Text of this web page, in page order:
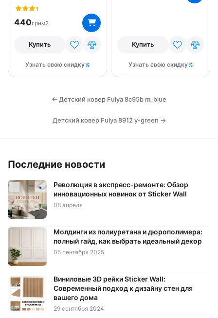
440грнм2
Купить
Узнать свою скидку
Купить
Узнать свою скидку
← Детский ковер Fulya 8c95b m_blue
Детский ковер Fulya 8912 y-green →
Последние новости
Революция в экспресс-ремонте: Обзор
инновационных новинок от Sticker Wall
08 апреля
Молдинги из полиуретана и дюрополимера:
полный гайд, как выбрать идеальный декор
05 сентября 2025
Виниловые 3D рейки Sticker Wall:
Современный подход к дизайну стен для
вашего дома
29 сентября 2024